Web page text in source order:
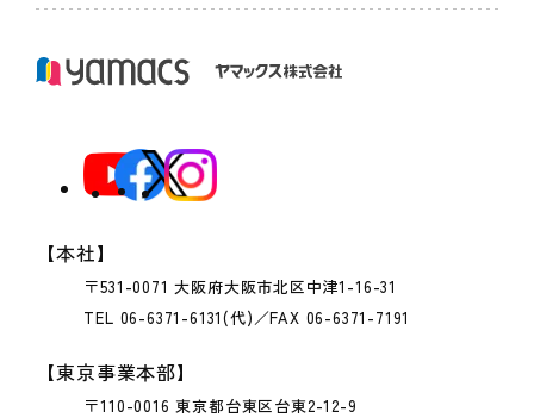
【本社】
〒531-0071 大阪府大阪市北区中津1-16-31
TEL 06-6371-6131(代)／FAX 06-6371-7191
【東京事業本部】
〒110-0016 東京都台東区台東2-12-9